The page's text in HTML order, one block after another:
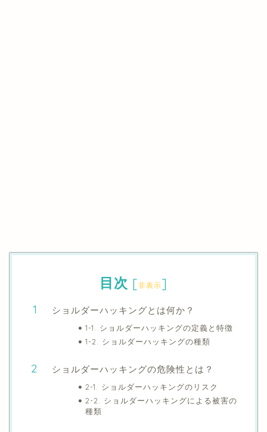
目次 [非表示]
ショルダーハッキングとは何か？
1-1. ショルダーハッキングの定義と特徴
1-2. ショルダーハッキングの種類
ショルダーハッキングの危険性とは？
2-1. ショルダーハッキングのリスク
2-2. ショルダーハッキングによる被害の
種類